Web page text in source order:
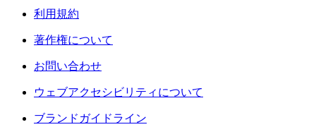
利用規約
著作権について
お問い合わせ
ウェブアクセシビリティについて
ブランドガイドライン